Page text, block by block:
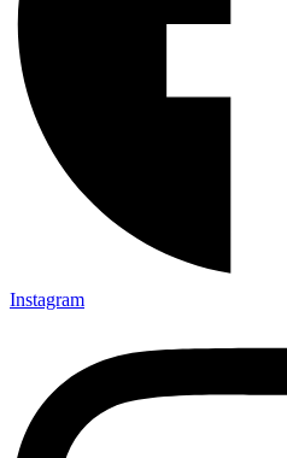
Instagram